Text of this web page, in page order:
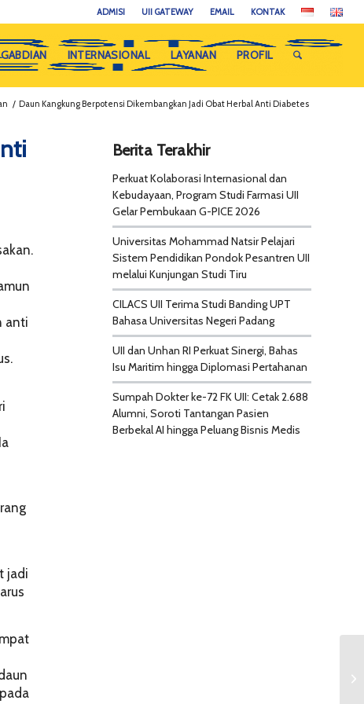
ADMISI UII GATEWAY EMAIL KONTAK
INTERNASIONAL LAYANAN PROFIL
/ Daun Kangkung Berpotensi Dikembangkan Jadi Obat Herbal Anti Diabetes
anti
jadi
Berita Terakhir
Perkuat Kolaborasi Internasional dan
Kebudayaan, Program Studi Farmasi UII
Gelar Pembukaan G-PICE 2026
Universitas Mohammad Natsir Pelajari
Sistem Pendidikan Pondok Pesantren UII
melalui Kunjungan Studi Tiru
CILACS UII Terima Studi Banding UPT
Bahasa Universitas Negeri Padang
UII dan Unhan RI Perkuat Sinergi, Bahas
Isu Maritim hingga Diplomasi Pertahanan
Sumpah Dokter ke-72 FK UII: Cetak 2.688
Alumni, Soroti Tantangan Pasien
Berbekal AI hingga Peluang Bisnis Medis